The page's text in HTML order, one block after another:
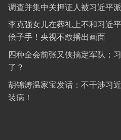
调查并集中关押证人被习近平
李克强女儿在葬礼上不和习近
侩子手！央视不敢播出画面
四种全会前张又侠搞定军队；
了？
胡锦涛温家宝发话：不干涉习
装病！